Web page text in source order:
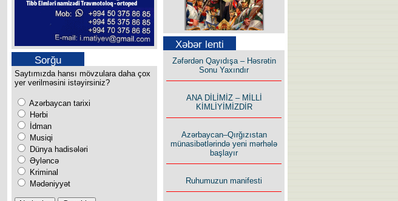
Sorğu
Saytımızda hansı mövzulara daha çox
yer verilməsini istəyirsiniz?
Azərbaycan tarixi
Hərbi
İdman
Musiqi
Dünya hadisələri
Əyləncə
Kriminal
Mədəniyyət
Səfər Alışarlı yazır
Xəbər lenti
Zəfərdən Qayıdışa – Həsrətin
Sonu Yaxındır
ANA DİLİMİZ – MİLLİ
KİMLİYİMİZDİR
Azərbaycan–Qırğızıstan
münasibətlərində yeni mərhələ
başlayır
Ruhumuzun manifesti